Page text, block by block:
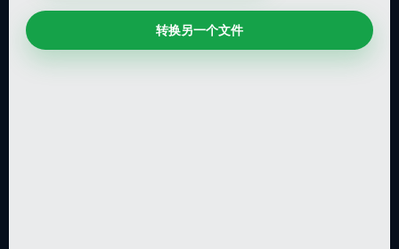
转换另一个文件